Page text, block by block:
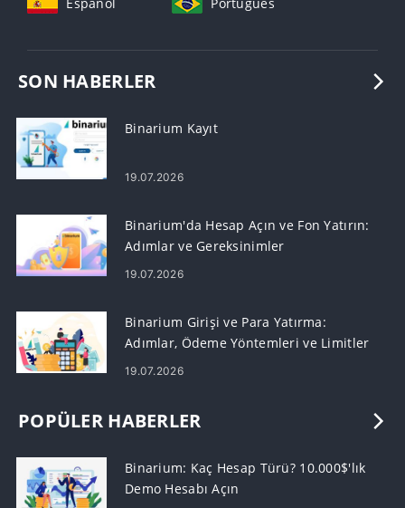
SON HABERLER
Binarium Kayıt
19.07.2026
Binarium'da Hesap Açın ve Fon Yatırın:
Adımlar ve Gereksinimler
19.07.2026
Binarium Girişi ve Para Yatırma:
Adımlar, Ödeme Yöntemleri ve Limitler
19.07.2026
POPÜLER HABERLER
Binarium: Kaç Hesap Türü? 10.000$'lık
Demo Hesabı Açın